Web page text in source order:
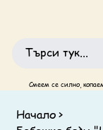
Смеем се силно,
Начало>